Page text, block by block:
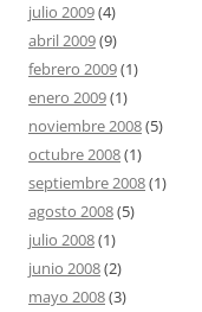
julio 2009(4)
abril 2009(9)
febrero 2009(1)
enero 2009(1)
noviembre 2008(5)
octubre 2008(1)
septiembre 2008(1)
agosto 2008(5)
julio 2008(1)
junio 2008(2)
mayo 2008(3)